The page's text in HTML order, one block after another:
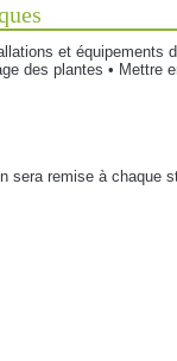
et équipements
des plantes • Mettre
sera remise à chaque